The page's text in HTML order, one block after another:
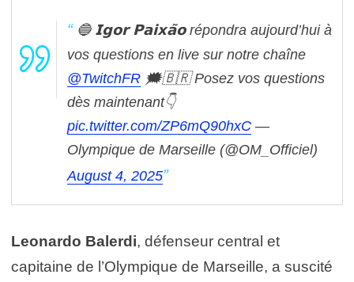
🔵 𝗜𝗴𝗼𝗿 𝗣𝗮𝗶𝘅𝗮̃𝗼 répondra aujourd’hui à
vos questions en live sur notre chaîne
@TwitchFR 🗯️🇧🇷 Posez vos questions
dès maintenant👇
pic.twitter.com/ZP6mQ90hxC —
Olympique de Marseille (@OM_Officiel)
August 4, 2025
Leonardo Balerdi, défenseur central et
capitaine de l’Olympique de Marseille, a suscité